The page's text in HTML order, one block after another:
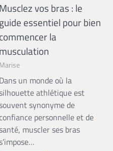
Musclez vos bras : le
guide essentiel pour bien
commencer la
musculation
Marise
Dans un monde où la
athlétique est
synonyme de
personnelle et de
muscler ses bras